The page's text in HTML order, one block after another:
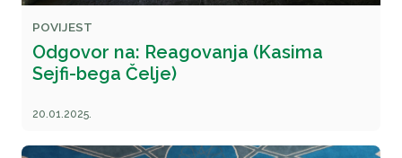
POVIJEST
Odgovor na: Reagovanja (Kasima
Sejfi-bega Čelje)
20.01.2025.